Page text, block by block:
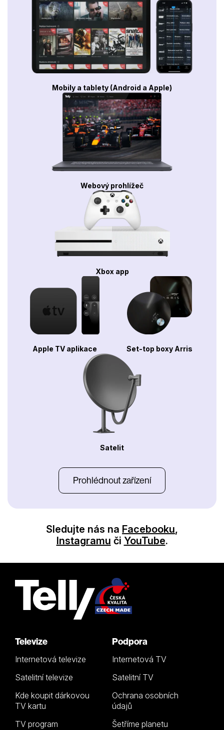
Mobily a tablety (Android a Apple)
Webový prohlížeč
Xbox app
Apple TV aplikace Set-top boxy Arris
Satelit
Prohlédnout zařízení
Sledujte nás na Facebooku,
Instagramu či YouTube.
Televize
Internetová televize
Satelitní televize
Kde koupit dárkovou
TV kartu
TV program
Podpora
Internetová TV
Satelitní TV
Ochrana osobních
údajů
Šetříme planetu